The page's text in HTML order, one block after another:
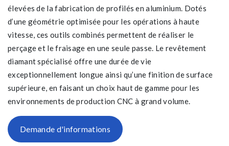
élevées de la fabrication de profilés en aluminium. Dotés
d’une géométrie optimisée pour les opérations à haute
vitesse, ces outils combinés permettent de réaliser le
perçage et le fraisage en une seule passe. Le revêtement
diamant spécialisé offre une durée de vie
exceptionnellement longue ainsi qu’une finition de surface
supérieure, en faisant un choix haut de gamme pour les
environnements de production CNC à grand volume.
Demande d'informations